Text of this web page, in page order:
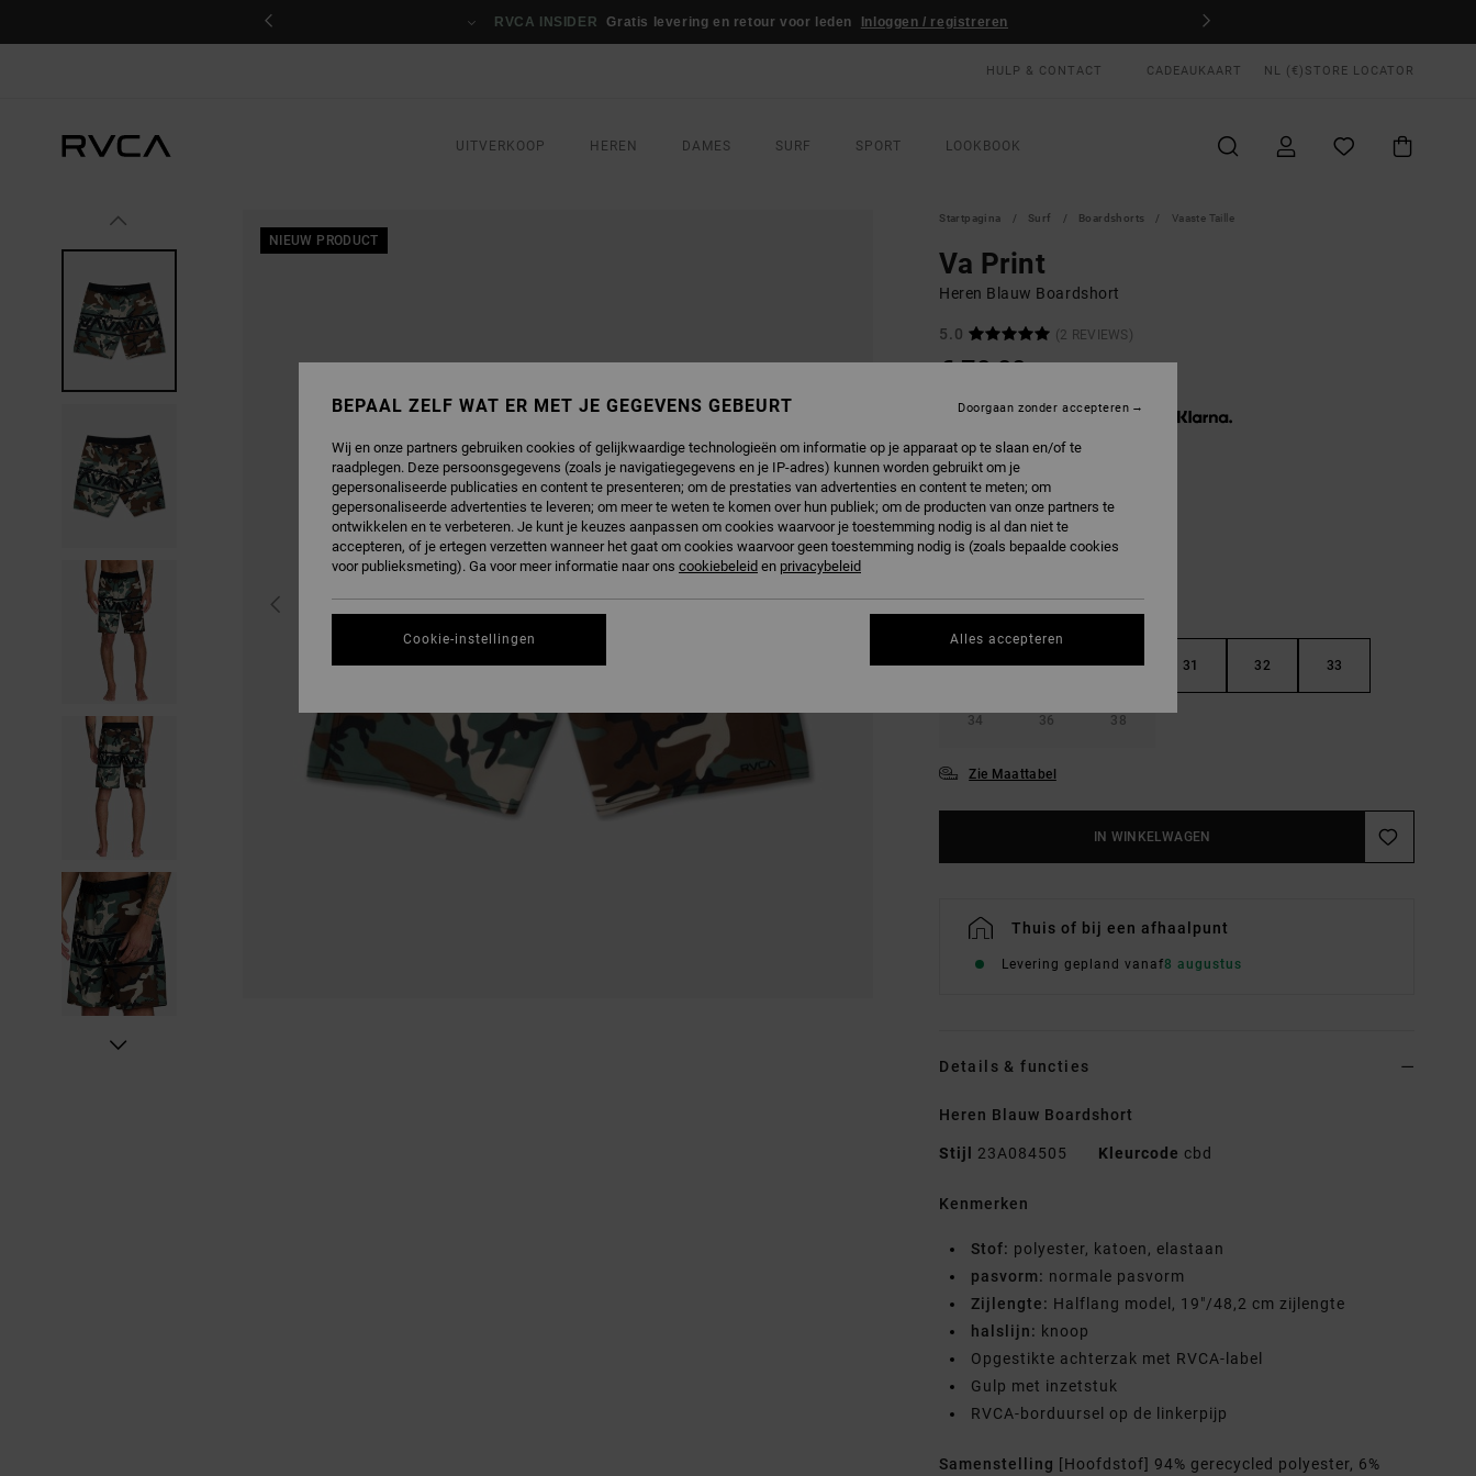
RVCA INSIDER Gratis levering en retour voor leden Inloggen / registreren
HULP & CONTACT CADEAUKAART NL (€) STORE LOCATOR
UITVERKOOP HEREN DAMES SURF SPORT LOOKBOOK
NIEUW PRODUCT
Startpagina Surf Boardshorts Vaaste Taille
Va Print
Heren Blauw Boardshort
5.0 (2 REVIEWS)
€ 70,00
Betaal 3 x € 23,33, zonder rente met
KLEURCamo Band
28 29 30 31 32 33
34 36 38
Zie Maattabel
IN WINKELWAGEN
Thuis of bij een afhaalpunt
Levering gepland vanaf8 augustus
Details & functies
Heren Blauw Boardshort
Stijl 23A084505 Kleurcode cbd
Kenmerken
Stof: polyester, katoen, elastaan
pasvorm: normale pasvorm
Zijlengte: Halflang model, 19"/48,2 cm zijlengte
halslijn: knoop
Opgestikte achterzak met RVCA-label
Gulp met inzetstuk
RVCA-borduursel op de linkerpijp
Samenstelling [Hoofdstof] 94% gerecycled polyester, 6%
BEPAAL ZELF WAT ER MET JE GEGEVENS GEBEURT
Wij en onze partners gebruiken cookies of gelijkwaardige technologieën om informatie op je apparaat op te slaan en/of te
raadplegen. Deze persoonsgegevens (zoals je navigatiegegevens en je IP-adres) kunnen worden gebruikt om je
gepersonaliseerde publicaties en content te presenteren; om de prestaties van advertenties en content te meten; om
gepersonaliseerde advertenties te leveren; om meer te weten te komen over hun publiek; om de producten van onze partners te
ontwikkelen en te verbeteren. Je kunt je keuzes aanpassen om cookies waarvoor je toestemming nodig is al dan niet te
accepteren, of je ertegen verzetten wanneer het gaat om cookies waarvoor geen toestemming nodig is (zoals bepaalde cookies
voor publieksmeting). Ga voor meer informatie naar ons cookiebeleid en privacybeleid
Cookie-instellingen
Doorgaan zonder accepteren
Alles accepteren